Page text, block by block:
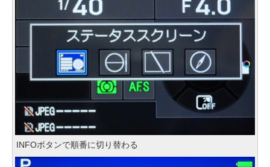
INFOボタンで順番に切り替わる